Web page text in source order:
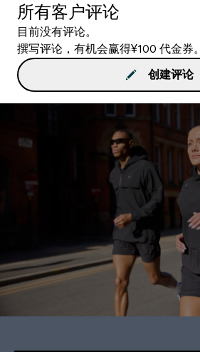
所有客户评论
目前没有评论。
撰写评论，有机会赢得¥100 代金券。
创建评论